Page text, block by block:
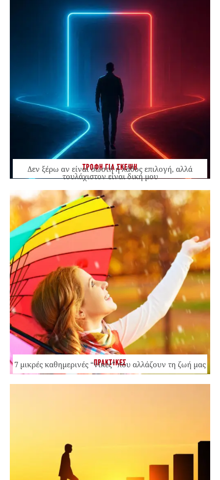
ΤΡΟΦΗ ΓΙΑ ΣΚΕΨΗ
Δεν ξέρω αν είναι σωστή ή λάθος επιλογή, αλλά
τουλάχιστον είναι δική μου
ΠΡΑΚΤΙΚΕΣ
7 μικρές καθημερινές “νίκες” που αλλάζουν τη ζωή μας